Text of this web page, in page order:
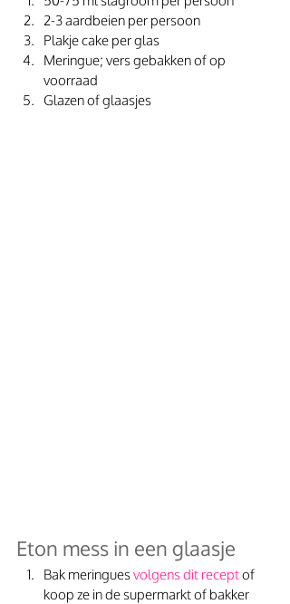
2-3 aardbeien per persoon
Plakje cake per glas
Meringue; vers gebakken of op
voorraad
Glazen of glaasjes
Eton mess in een glaasje
Bak meringues volgens dit recept of
koop ze in de supermarkt of bakker